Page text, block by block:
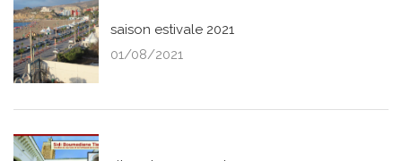
saison estivale 2021
01/08/2021